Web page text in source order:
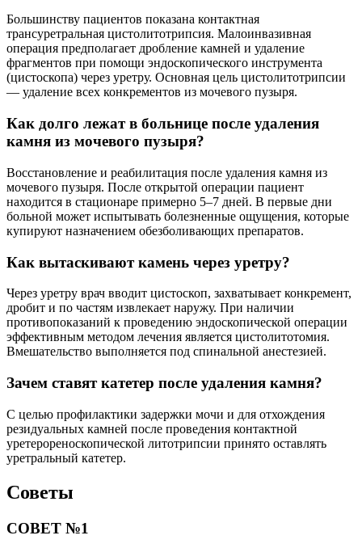
Большинству пациентов показана контактная
трансуретральная цистолитотрипсия. Малоинвазивная
операция предполагает дробление камней и удаление
фрагментов при помощи эндоскопического инструмента
(цистоскопа) через уретру. Основная цель цистолитотрипсии
— удаление всех конкрементов из мочевого пузыря.
Как долго лежат в больнице после удаления
камня из мочевого пузыря?
Восстановление и реабилитация после удаления камня из
мочевого пузыря. После открытой операции пациент
находится в стационаре примерно 5–7 дней. В первые дни
больной может испытывать болезненные ощущения, которые
купируют назначением обезболивающих препаратов.
Как вытаскивают камень через уретру?
Через уретру врач вводит цистоскоп, захватывает конкремент,
дробит и по частям извлекает наружу. При наличии
противопоказаний к проведению эндоскопической операции
эффективным методом лечения является цистолитотомия.
Вмешательство выполняется под спинальной анестезией.
Зачем ставят катетер после удаления камня?
С целью профилактики задержки мочи и для отхождения
резидуальных камней после проведения контактной
уретерореноскопической литотрипсии принято оставлять
уретральный катетер.
Советы
СОВЕТ №1